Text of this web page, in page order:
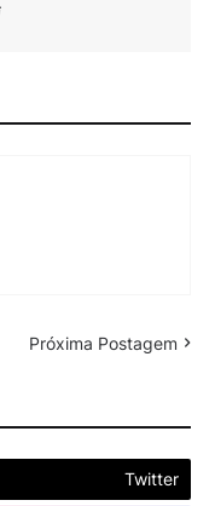
Próxima Postagem
Twitter